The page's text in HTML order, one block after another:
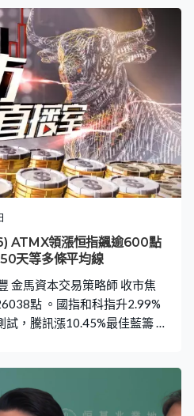
最強勢兩隻藍籌。阿里及京東
創新高。新晉AI相關股受壓，
跌。另外，獲NBA球星史提芬
跌收市。
天等多條平均線
金馬資本交易策略師 收市焦
點 。國指和科指升2.99%
，騰訊漲10.45%最佳藍籌 。
跌2.89%，唯一下跌科指成分股